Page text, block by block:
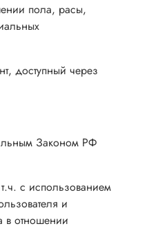
пола, расы,
доступный через
Законом РФ
с использованием
и
в отношении